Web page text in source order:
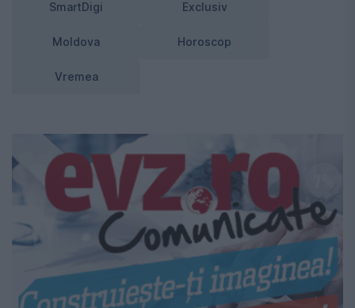
SmartDigi Exclusiv
Moldova Horoscop
Vremea